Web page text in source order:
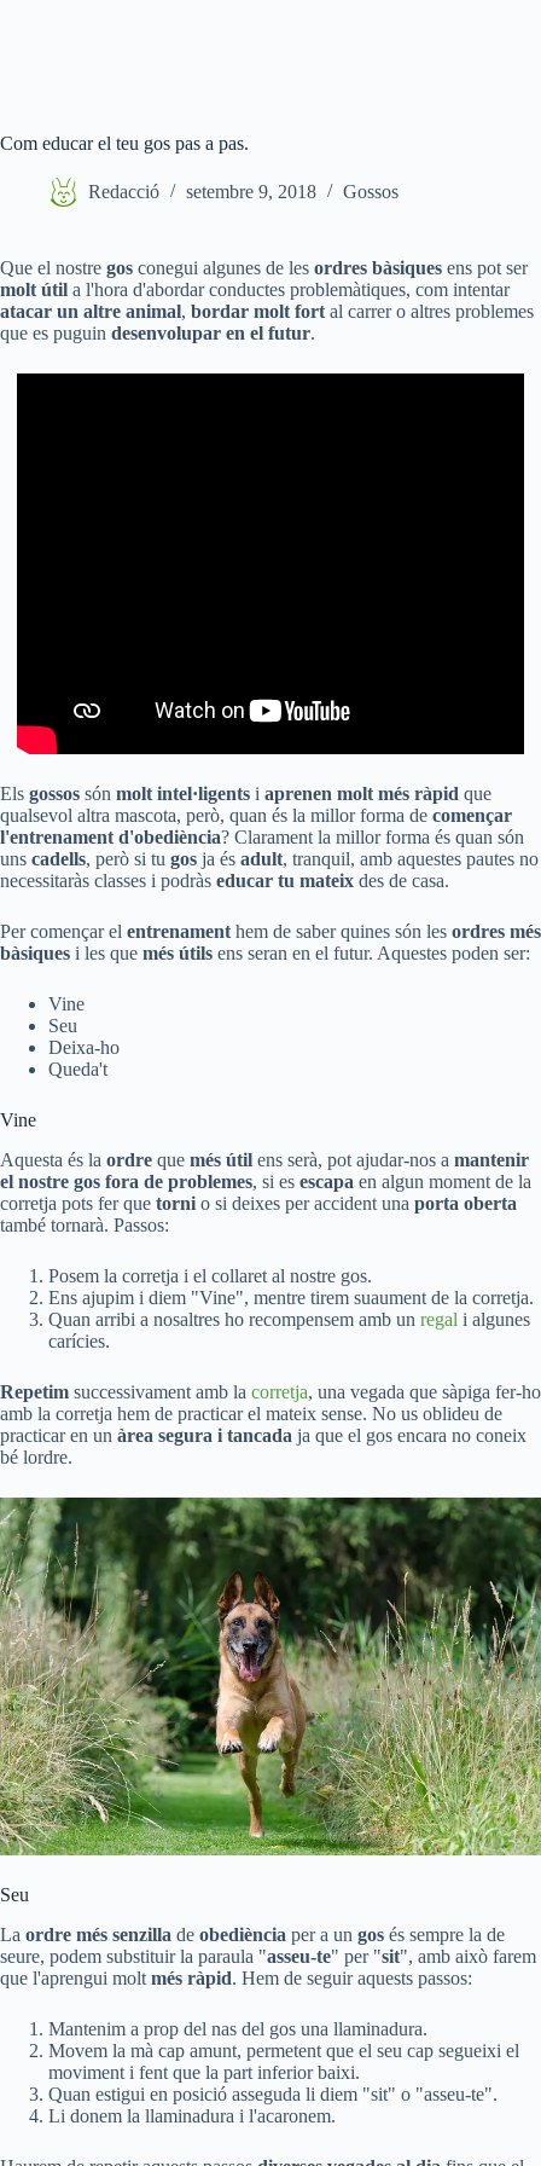
Com educar el teu gos pas a pas.
Redacció setembre 9, 2018 Gossos
Que el nostre gos conegui algunes de les ordres bàsiques ens pot ser
molt útil a l'hora d'abordar conductes problemàtiques, com intentar
atacar un altre animal, bordar molt fort al carrer o altres problemes
que es puguin desenvolupar en el futur.
Els gossos són molt intel·ligents i aprenen molt més ràpid que
qualsevol altra mascota, però, quan és la millor forma de començar
l'entrenament d'obediència? Clarament la millor forma és quan són
uns cadells, però si tu gos ja és adult, tranquil, amb aquestes pautes no
necessitaràs classes i podràs educar tu mateix des de casa.
Per començar el entrenament hem de saber quines són les ordres més
bàsiques i les que més útils ens seran en el futur. Aquestes poden ser:
Vine
Seu
Deixa-ho
Queda't
Vine
Aquesta és la ordre que més útil ens serà, pot ajudar-nos a mantenir
el nostre gos fora de problemes, si es escapa en algun moment de la
corretja pots fer que torni o si deixes per accident una porta oberta
també tornarà. Passos:
Posem la corretja i el collaret al nostre gos.
Ens ajupim i diem "Vine", mentre tirem suaument de la corretja.
Quan arribi a nosaltres ho recompensem amb un regal i algunes
carícies.
Repetim successivament amb la corretja, una vegada que sàpiga fer-ho
amb la corretja hem de practicar el mateix sense. No us oblideu de
practicar en un àrea segura i tancada ja que el gos encara no coneix
bé lordre.
Seu
La ordre més senzilla de obediència per a un gos és sempre la de
seure, podem substituir la paraula "asseu-te" per "sit", amb això farem
que l'aprengui molt més ràpid. Hem de seguir aquests passos:
Mantenim a prop del nas del gos una llaminadura.
Movem la mà cap amunt, permetent que el seu cap segueixi el
moviment i fent que la part inferior baixi.
Quan estigui en posició asseguda li diem "sit" o "asseu-te".
Li donem la llaminadura i l'acaronem.